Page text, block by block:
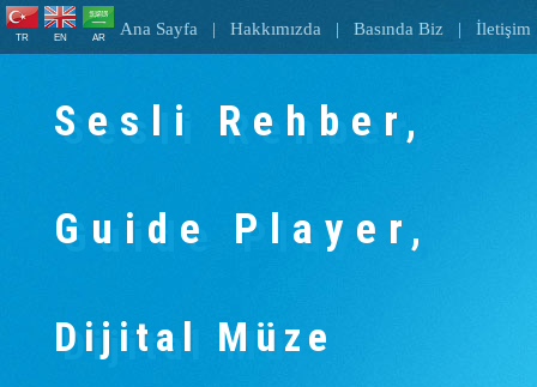
TR EN AR Ana Sayfa | Hakkımızda | Basında Biz | İletişim
Sesli Rehber,
Guide Player,
Dijital Müze